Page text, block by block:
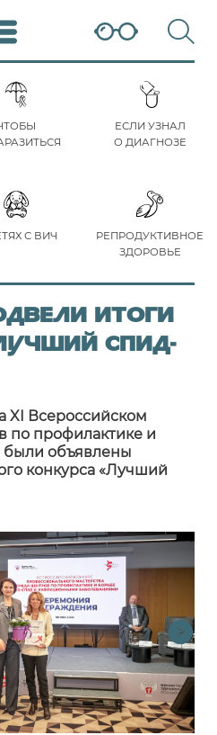
ЕСЛИ УЗНАЛ
О ДИАГНОЗЕ
С ВИЧ
РЕПРОДУКТИВНОЕ
ЗДОРОВЬЕ
итоги
СПИД-
XI Всероссийском
по профилактике и
объявлены
конкурса «Лучший